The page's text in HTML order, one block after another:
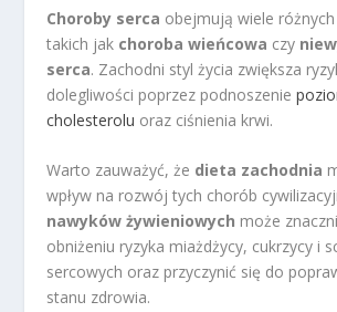
Choroby serca obejmują wiele
takich jak choroba wieńcowa czy
serca. Zachodni styl życia zwiększa
dolegliwości poprzez podnoszenie
cholesterolu oraz ciśnienia krwi.
Warto zauważyć, że dieta zachodnia
wpływ na rozwój tych chorób
nawyków żywieniowych może
obniżeniu ryzyka miażdżycy, cukrzycy i
sercowych oraz przyczynić się do
stanu zdrowia.